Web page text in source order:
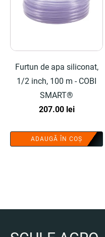
Furtun de apa siliconat,
1/2 inch, 100 m - COBI
SMART®
207.00 lei
ADAUGĂ ÎN COȘ